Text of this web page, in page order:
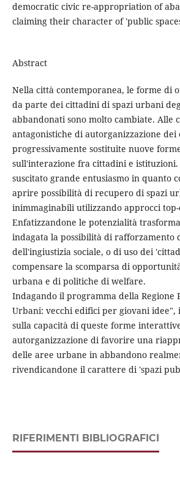
democratic civic re-appropriation of
claiming their character of 'public
Abstract
Nella città contemporanea, le forme di
da parte dei cittadini di spazi urbani
abbandonati sono molto cambiate. Alle
antagonistiche di autorganizzazione dei
progressivamente sostituite nuove
sull'interazione fra cittadini e istituzioni.
suscitato grande entusiasmo in quanto
aprire possibilità di recupero di spazi
inimmaginabili utilizzando approcci
Enfatizzandone le potenzialità
indagata la possibilità di rafforzamento
dell'ingiustizia sociale, o di uso dei
compensare la scomparsa di
urbana e di politiche di welfare.
Indagando il programma della Regione
Urbani: vecchi edifici per giovani
sulla capacità di queste forme
autorganizzazione di favorire una
delle aree urbane in abbandono
rivendicandone il carattere di 'spazi
RIFERIMENTI BIBLIOGRAFICI